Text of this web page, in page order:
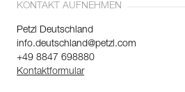
KONTAKT AUFNEHMEN
Petzl Deutschland
info.deutschland@petzl.com
+49 8847 698880
Kontaktformular